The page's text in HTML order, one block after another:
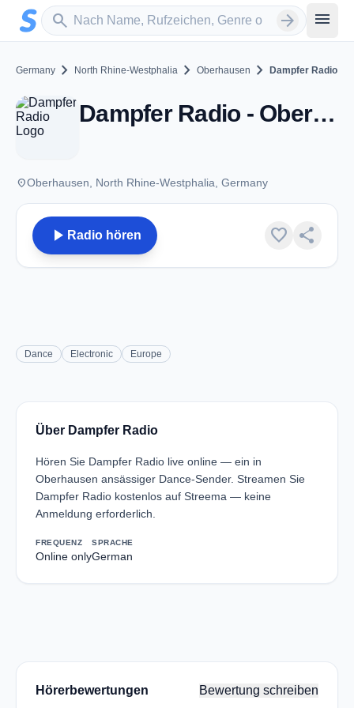
Zum Hauptinhalt springen
search
Sender suchen arrow_forward menu
Germany chevron_right North Rhine-Westphalia chevron_right Oberhausen chevron_right Dampfer Radio
Dampfer Radio - Oberhausen
placeOberhausen, North Rhine-Westphalia, Germany
play_arrow Radio hören favorite share
Dance Electronic Europe
Über Dampfer Radio
Hören Sie Dampfer Radio live online — ein in
Oberhausen ansässiger Dance-Sender. Streamen Sie
Dampfer Radio kostenlos auf Streema — keine
Anmeldung erforderlich.
FREQUENZ
Online only
SPRACHE
German
Hörerbewertungen Bewertung schreiben